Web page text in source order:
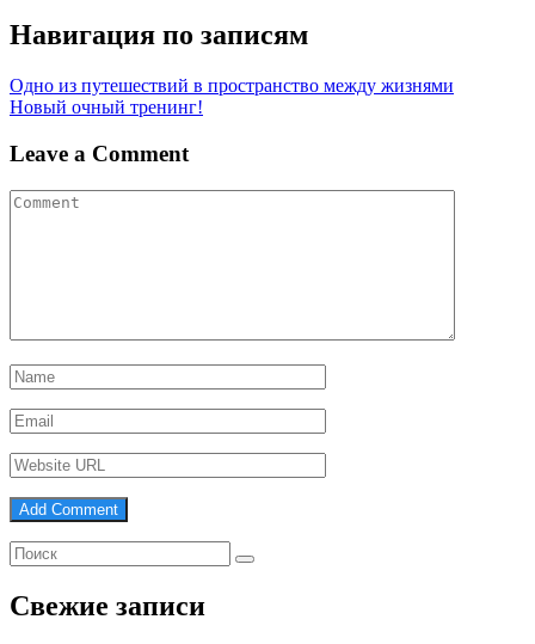
Навигация по записям
Одно из путешествий в пространство между жизнями
Новый очный тренинг!
Leave a Comment
Свежие записи